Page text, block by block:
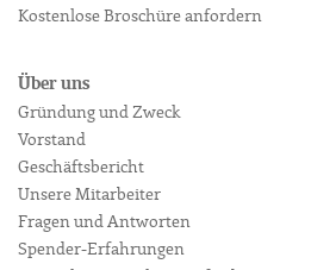
Kostenlose Broschüre anfordern
Über uns
Gründung und Zweck
Vorstand
Geschäftsbericht
Unsere Mitarbeiter
Fragen und Antworten
Spender-Erfahrungen